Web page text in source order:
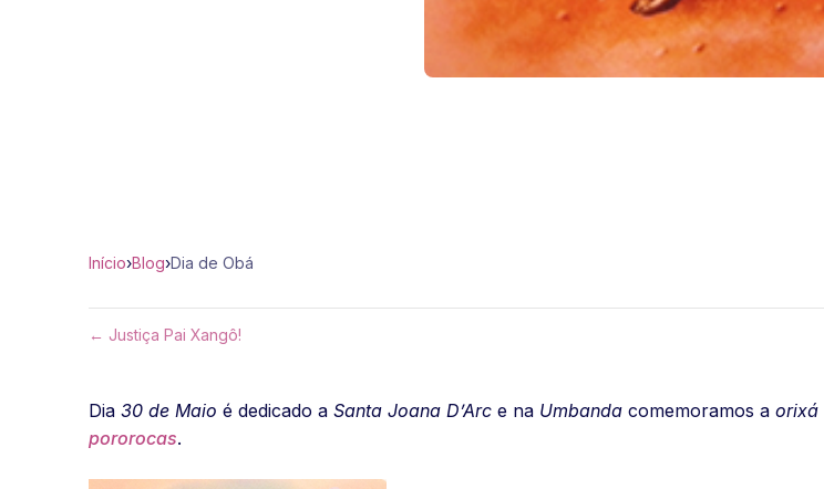
Início›Blog›Dia de Obá
← Justiça Pai Xangô!
Dia 30 de Maio é dedicado a Santa Joana D’Arc e na Umbanda comemoramos a orixá
pororocas.